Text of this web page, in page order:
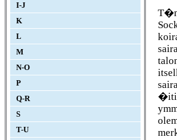
I-J
K
L
M
N-O
P
Q-R
S
T-U